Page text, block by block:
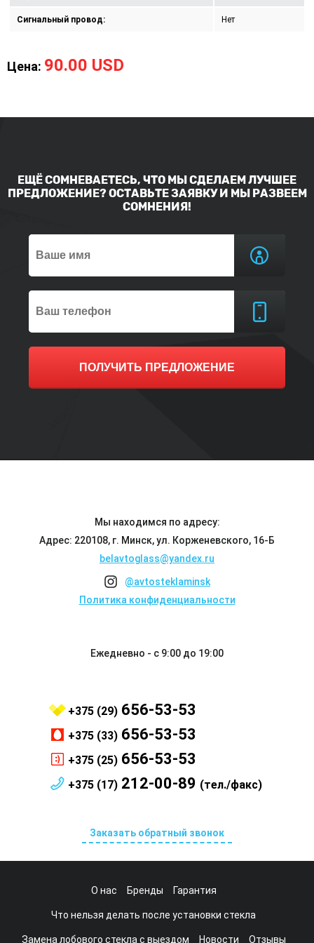
Сигнальный провод: Нет
Цена: 90.00 USD
ЕЩЁ СОМНЕВАЕТЕСЬ, ЧТО МЫ СДЕЛАЕМ ЛУЧШЕЕ
ПРЕДЛОЖЕНИЕ? ОСТАВЬТЕ ЗАЯВКУ И МЫ РАЗВЕЕМ
СОМНЕНИЯ!
ПОЛУЧИТЬ ПРЕДЛОЖЕНИЕ
Мы находимся по адресу:
Адрес: 220108, г. Минск, ул. Корженевского, 16-Б
belavtoglass@yandex.ru
@avtosteklaminsk
Политика конфиденциальности
Ежедневно - с 9:00 до 19:00
+375 (29) 656-53-53
+375 (33) 656-53-53
+375 (25) 656-53-53
+375 (17) 212-00-89 (тел./факс)
Заказать обратный звонок
О нас Бренды Гарантия
Что нельзя делать после установки стекла
Замена лобового стекла с выездом Новости Отзывы